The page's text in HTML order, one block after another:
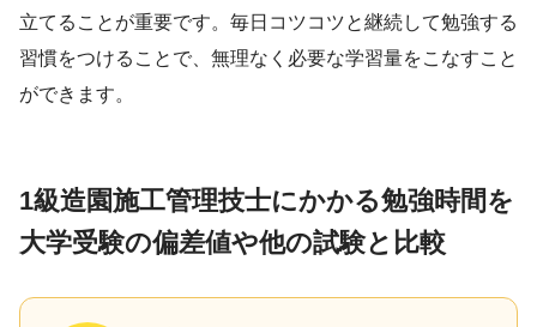
立てることが重要です。毎日コツコツと継続して勉強する
習慣をつけることで、無理なく必要な学習量をこなすこと
ができます。
1級造園施工管理技士にかかる勉強時間を
大学受験の偏差値や他の試験と比較